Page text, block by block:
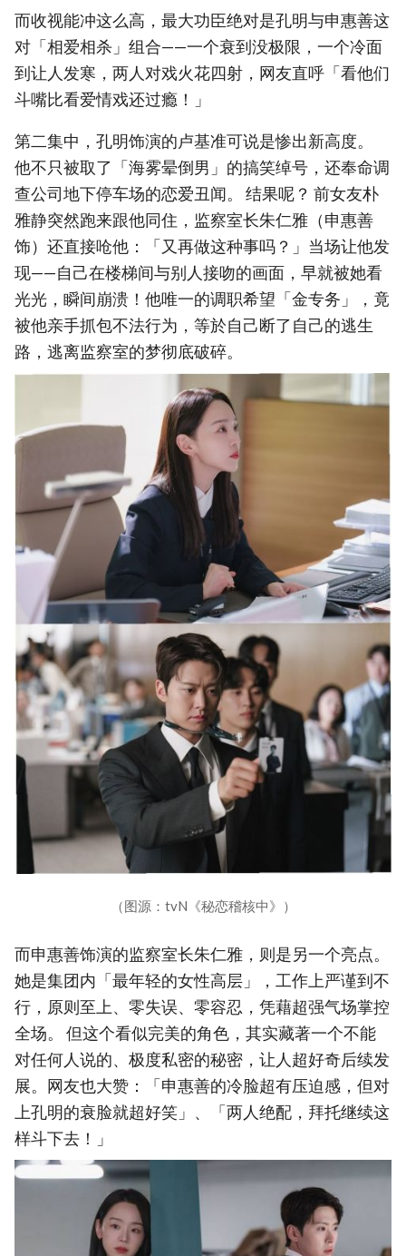
而收视能冲这么高，最大功臣绝对是孔明与申惠善这
对「相爱相杀」组合——一个衰到没极限，一个冷面
到让人发寒，两人对戏火花四射，网友直呼「看他们
斗嘴比看爱情戏还过瘾！」
第二集中，孔明饰演的卢基准可说是惨出新高度。
他不只被取了「海雾晕倒男」的搞笑绰号，还奉命调
查公司地下停车场的恋爱丑闻。 结果呢？ 前女友朴
雅静突然跑来跟他同住，监察室长朱仁雅（申惠善
饰）还直接呛他：「又再做这种事吗？」当场让他发
现——自己在楼梯间与别人接吻的画面，早就被她看
光光，瞬间崩溃！他唯一的调职希望「金专务」，竟
被他亲手抓包不法行为，等於自己断了自己的逃生
路，逃离监察室的梦彻底破碎。
（图源：tvN《秘恋稽核中》）
而申惠善饰演的监察室长朱仁雅，则是另一个亮点。
她是集团内「最年轻的女性高层」，工作上严谨到不
行，原则至上、零失误、零容忍，凭藉超强气场掌控
全场。 但这个看似完美的角色，其实藏著一个不能
对任何人说的、极度私密的秘密，让人超好奇后续发
展。网友也大赞：「申惠善的冷脸超有压迫感，但对
上孔明的衰脸就超好笑」、「两人绝配，拜托继续这
样斗下去！」